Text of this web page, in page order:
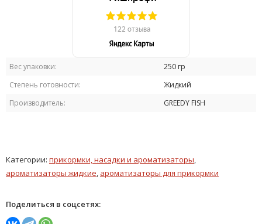
Вес упаковки:
250 гр
Степень готовности:
Жидкий
Производитель:
GREEDY FISH
Категории: прикормки, насадки и ароматизаторы
ароматизаторы жидкие ароматизаторы для прикормки
Поделиться в соцсетях: